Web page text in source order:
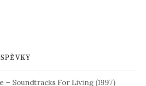
– Soundtracks For Living (1997)